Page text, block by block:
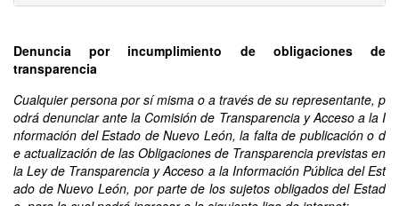
Denuncia por incumplimiento de obligaciones de
transparencia
Cualquier persona por sí misma o a través de su representante, p
odrá denunciar ante la Comisión de Transparencia y Acceso a la I
nformación del Estado de Nuevo León, la falta de publicación o d
e actualización de las Obligaciones de Transparencia previstas en
la Ley de Transparencia y Acceso a la Información Pública del Est
ado de Nuevo León, por parte de los sujetos obligados del Estad